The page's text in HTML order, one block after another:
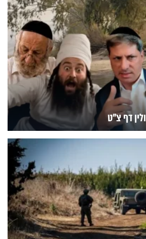
דף צ"ט